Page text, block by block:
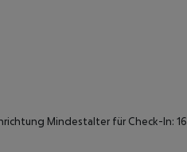
Mindestalter für Check-In: 16